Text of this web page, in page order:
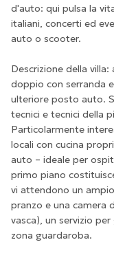
d'auto: qui pulsa la
italiani, concerti ed
auto o scooter.
Descrizione della
doppio con serranda
ulteriore posto auto.
tecnici e tecnici della
Particolarmente
locali con cucina
auto – ideale per
primo piano
vi attendono un
pranzo e una camera
vasca), un servizio
zona guardaroba.